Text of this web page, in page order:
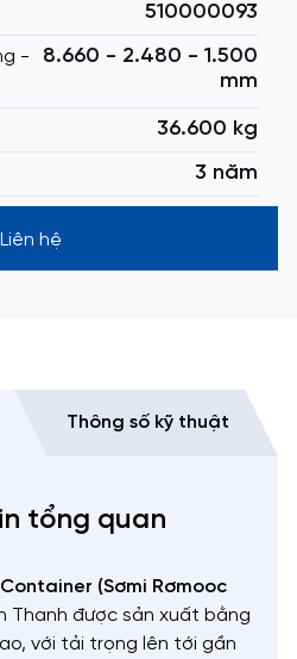
510000093
-
8.660 - 2.480 - 1.500
mm
36.600 kg
3 năm
Liên hệ
Thông số kỹ thuật
tổng quan
(Sơmi Rơmooc
Thanh được sản xuất bằng
với tải trọng lên tới gần